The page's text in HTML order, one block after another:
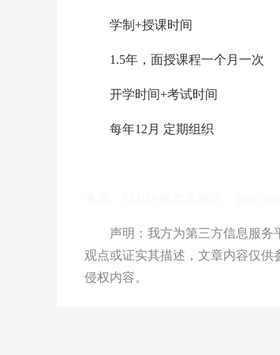
学制+授课时间
1.5年，面授课程一个月一次
开学时间+考试时间
每年12月 定期组织
声明：我方为第三方信息服务平
观点或证实其描述，文章内容仅
侵权内容。